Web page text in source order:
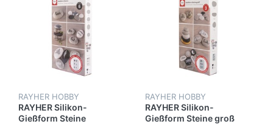
RAYHER HOBBY
RAYHER Silikon-
Gießform Steine
RAYHER HOBBY
RAYHER Silikon-
Gießform Steine groß